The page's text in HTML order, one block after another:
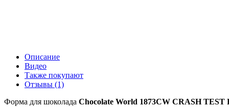
Описание
Видео
Также покупают
Отзывы (1)
Форма для шоколада Chocolate World 1873CW CRASH TEST